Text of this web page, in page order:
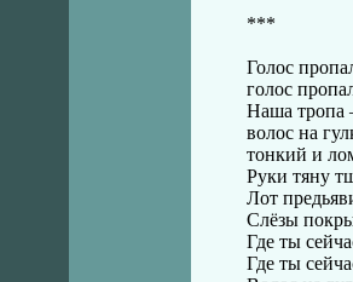
***
Голос
голос
Наша тропа
волос на
тонкий и
Руки тяну
Лот
Слёзы
Где ты
Где ты